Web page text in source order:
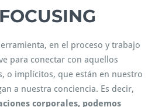
en el proceso y trabajo
para conectar con aquellos
o implícitos, que están en nuestro
a nuestra conciencia. Es decir,
corporales, podemos